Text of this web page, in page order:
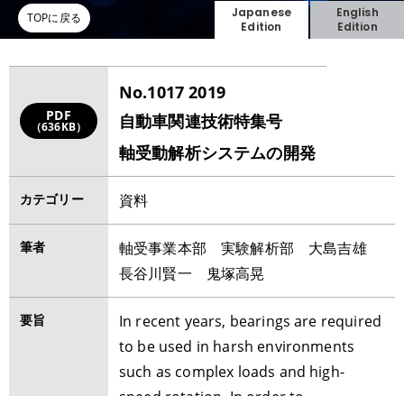
TOPに戻る
Japanese
Edition
English
Edition
PDF
（636KB）
No.1017 2019
自動車関連技術特集号
軸受動解析システムの開発
カテゴリー 資料
筆者
軸受事業本部 実験解析部 大島吉雄
長谷川賢一 鬼塚高晃
要旨
In recent years, bearings are required
to be used in harsh environments
such as complex loads and high-